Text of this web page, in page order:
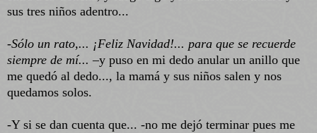
sus tres niños adentro...
-Sólo un rato,... ¡Feliz Navidad!... para que se recuerde
siempre de mí... –y puso en mi dedo anular un anillo que
me quedó al dedo..., la mamá y sus niños salen y nos
quedamos solos.
-Y si se dan cuenta que... -no me dejó terminar pues me